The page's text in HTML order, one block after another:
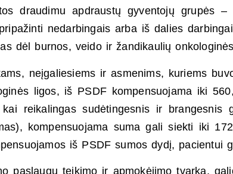
draudimu apdraustų gyventojų grupės
nedarbingais arba iš dalies
dėl burnos, veido ir žandikaulių
neįgaliesiems ir asmenims, kuriems
ligos, iš PSDF kompensuojama iki
reikalingas sudėtingesnis ir brangesnis
kompensuojama suma gali siekti iki
iš PSDF sumos dydį, pacientui
paslaugų teikimo ir apmokėjimo tvarka,